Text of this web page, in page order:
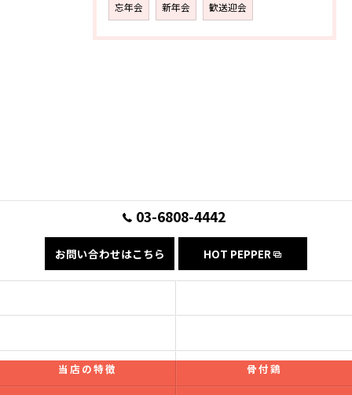
忘年会 新年会 歓送迎会
03-6808-4442
お問い合わせはこちら HOT PEPPER
当店の特徴 骨付鶏